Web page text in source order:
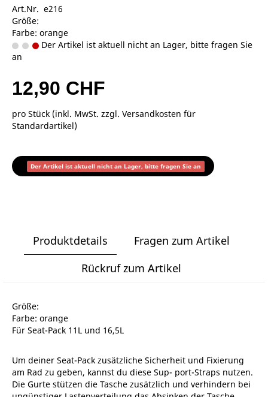
Art.Nr. e216
Größe:
Farbe: orange
Der Artikel ist aktuell nicht an Lager, bitte fragen Sie
an
12,90 CHF
pro Stück (inkl. MwSt. zzgl. Versandkosten für
Standardartikel)
Der Artikel ist aktuell nicht an Lager, bitte fragen Sie an
Produktdetails
Fragen zum Artikel
Rückruf zum Artikel
Größe:
Farbe: orange
Für Seat-Pack 11L und 16,5L
Um deiner Seat-Pack zusätzliche Sicherheit und Fixierung
am Rad zu geben, kannst du diese Sup- port-Straps nutzen.
Die Gurte stützen die Tasche zusätzlich und verhindern bei